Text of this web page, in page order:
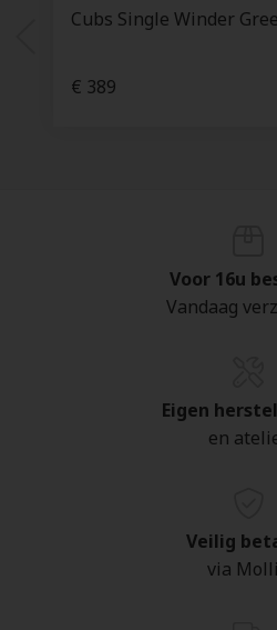
Cubs Single Winder
€ 389
Voor 16u
Vandaag
Eigen
en
Veilig
via